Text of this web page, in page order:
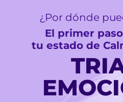
¿Por dónde
El primer
tu estado de